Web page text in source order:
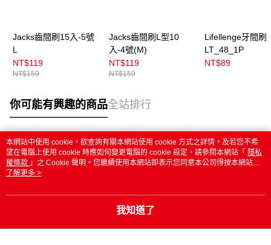
Jacks齒間刷15入-5號
L
NT$119
NT$159
Jacks齒間刷L型10
入-4號(M)
NT$119
NT$159
Lifellenge牙間刷
LT_48_1P
NT$89
你可能有興趣的商品全站排行
熱門標籤
本網站中使用 cookie，欲查詢有關本網站使用 cookie 方式之詳情，及若您不希
望在電腦上使用 cookie 時應如何變更電腦的 cookie 設定，請參閱本網站「 隱私
權條款 」之 Cookie 聲明。您繼續使用本網站即表示您同意本公司得按本網站使
用條款之 Cookie 聲明使用 cookie。
了解更多 >
我知道了